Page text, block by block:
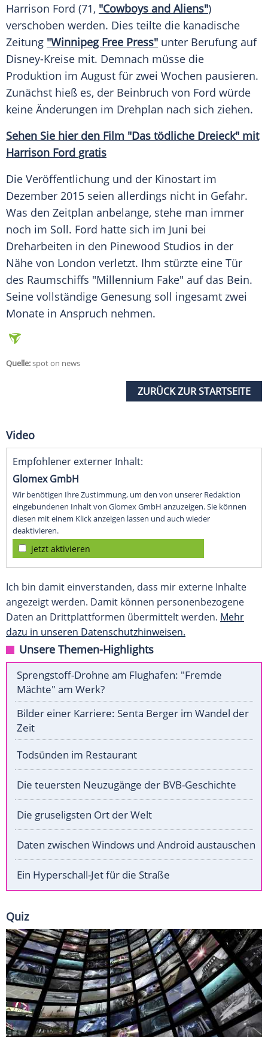
Harrison Ford (71, "Cowboys and Aliens")
verschoben werden. Dies teilte die kanadische
Zeitung "Winnipeg Free Press" unter Berufung auf
Disney-Kreise mit. Demnach müsse die
Produktion im August für zwei Wochen pausieren.
Zunächst hieß es, der Beinbruch von Ford würde
keine Änderungen im Drehplan nach sich ziehen.
Sehen Sie hier den Film "Das tödliche Dreieck" mit
Harrison Ford gratis
Die Veröffentlichung und der Kinostart im
Dezember 2015 seien allerdings nicht in Gefahr.
Was den Zeitplan anbelange, stehe man immer
noch im Soll. Ford hatte sich im Juni bei
Dreharbeiten in den Pinewood Studios in der
Nähe von London verletzt. Ihm stürzte eine Tür
des Raumschiffs "Millennium Fake" auf das Bein.
Seine vollständige Genesung soll ingesamt zwei
Monate in Anspruch nehmen.
Quelle:spot on news
ZURÜCK ZUR STARTSEITE
Video
Empfohlener externer Inhalt:
Glomex GmbH
Wir benötigen Ihre Zustimmung, um den von unserer Redaktion
eingebundenen Inhalt von Glomex GmbH anzuzeigen. Sie können
diesen mit einem Klick anzeigen lassen und auch wieder
deaktivieren.
jetzt aktivieren
Ich bin damit einverstanden, dass mir externe Inhalte
angezeigt werden. Damit können personenbezogene
Daten an Drittplattformen übermittelt werden. Mehr
dazu in unseren Datenschutzhinweisen.
Unsere Themen-Highlights
Sprengstoff-Drohne am Flughafen: "Fremde
Mächte" am Werk?
Bilder einer Karriere: Senta Berger im Wandel der
Zeit
Todsünden im Restaurant
Die teuersten Neuzugänge der BVB-Geschichte
Die gruseligsten Ort der Welt
Daten zwischen Windows und Android austauschen
Ein Hyperschall-Jet für die Straße
Quiz